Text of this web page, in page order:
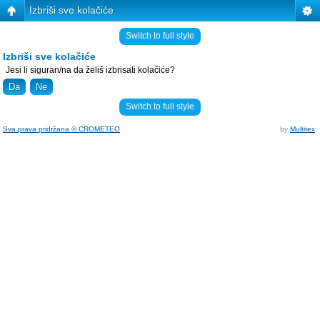
Izbriši sve kolačiće
Switch to full style
Izbriši sve kolačiće
Jesi li siguran/na da želiš izbrisati kolačiće?
Switch to full style
Sva prava pridržana © CROMETEO by Multitex